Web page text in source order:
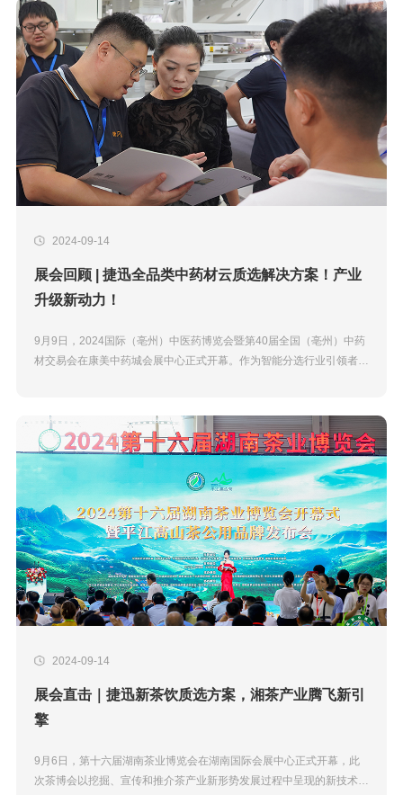
2024-09-14
展会回顾 | 捷迅全品类中药材云质选解决方案！产业
升级新动力！
9月9日，2024国际（亳州）中医药博览会暨第40届全国（亳州）中药
材交易会在康美中药城会展中心正式开幕。作为智能分选行业引领者，
2024-09-14
展会直击｜捷迅新茶饮质选方案，湘茶产业腾飞新引
擎
9月6日，第十六届湖南茶业博览会在湖南国际会展中心正式开幕，此
次茶博会以挖掘、宣传和推介茶产业新形势发展过程中呈现的新技术、